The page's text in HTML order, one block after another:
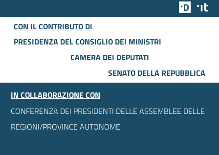
Team
CON IL CONTRIBUTO DI
PRESIDENZA DEL CONSIGLIO DEI MINISTRI
CAMERA DEI DEPUTATI
SENATO DELLA REPUBBLICA
IN COLLABORAZIONE CON
CONFERENZA DEI PRESIDENTI DELLE ASSEMBLEE DELLE
REGIONI/PROVINCE AUTONOME